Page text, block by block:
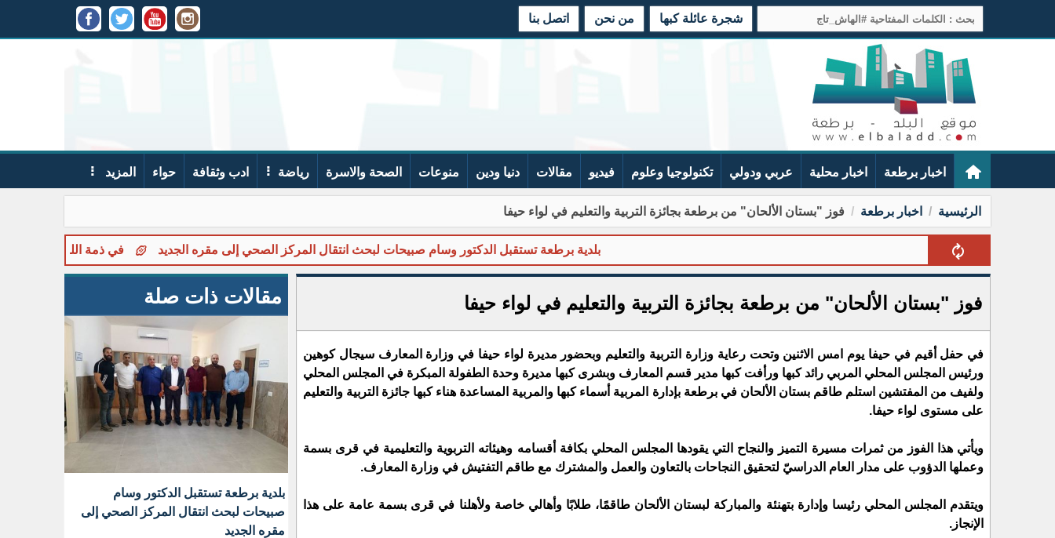
شجرة عائلة كبها من نحن اتصل بنا
اخبار برطعة اخبار محلية عربي ودولي تكنولوجيا وعلوم فيديو مقالات دنيا ودين منوعات الصحة والاسرة رياضة ادب وثقافة حواء المزيد
الرئيسية اخبار برطعة فوز "بستان الألحان" من برطعة بجائزة التربية والتعليم في لواء حيفا
بلدية برطعة تستقبل الدكتور وسام صبيحات لبحث انتقال المركز الصحي إلى مقره الجديد في ذمة الله... سفيان احمد علي كبها ( ابو عنان )
فوز "بستان الألحان" من برطعة بجائزة التربية والتعليم في لواء حيفا
في حفل أقيم في حيفا يوم امس الاثنين وتحت رعاية وزارة التربية والتعليم وبحضور مديرة لواء حيفا في وزارة المعارف سيجال كوهين
ورئيس المجلس المحلي المربي رائد كبها ورأفت كبها مدير قسم المعارف وبشرى كبها مديرة وحدة الطفولة المبكرة في المجلس المحلي
ولفيف من المفتشين استلم طاقم بستان الألحان في برطعة بإدارة المربية أسماء كبها والمربية المساعدة هناء كبها جائزة التربية والتعليم
على مستوى لواء حيفا.
ويأتي هذا الفوز من ثمرات مسيرة التميز والنجاح التي يقودها المجلس المحلي بكافة أقسامه وهيئاته التربوية والتعليمية في قرى بسمة
وعملها الدؤوب على مدار العام الدراسيّ لتحقيق النجاحات بالتعاون والعمل والمشترك مع طاقم التفتيش في وزارة المعارف.
ويتقدم المجلس المحلي رئيسا وإدارة بتهنئة والمباركة لبستان الألحان طاقمًا، طلابًا وأهالي خاصة ولأهلنا في قرى بسمة عامة على هذا
الإنجاز.
مقالات ذات صلة
بلدية برطعة تستقبل الدكتور وسام
صبيحات لبحث انتقال المركز الصحي إلى
مقره الجديد